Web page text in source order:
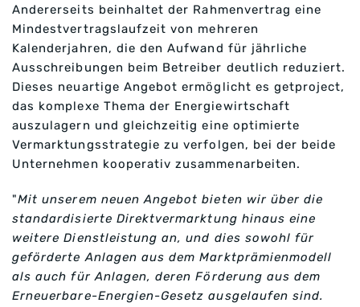
Andererseits beinhaltet der Rahmenvertrag eine
Mindestvertragslaufzeit von mehreren
Kalenderjahren, die den Aufwand für jährliche
Ausschreibungen beim Betreiber deutlich reduziert.
Dieses neuartige Angebot ermöglicht es getproject,
das komplexe Thema der Energiewirtschaft
auszulagern und gleichzeitig eine optimierte
Vermarktungsstrategie zu verfolgen, bei der beide
Unternehmen kooperativ zusammenarbeiten.
"Mit unserem neuen Angebot bieten wir über die
standardisierte Direktvermarktung hinaus eine
weitere Dienstleistung an, und dies sowohl für
geförderte Anlagen aus dem Marktprämienmodell
als auch für Anlagen, deren Förderung aus dem
Erneuerbare-Energien-Gesetz ausgelaufen sind.